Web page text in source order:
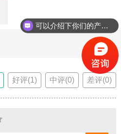
好评(1) 中评(0) 差评(0)
可以介绍下你们的产品么？